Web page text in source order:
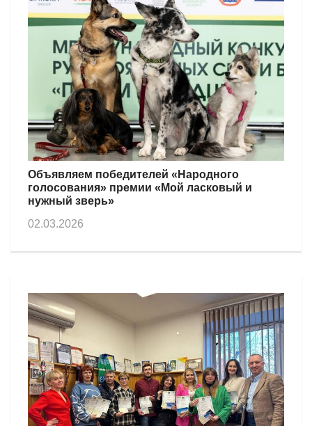
Объявляем победителей «Народного
голосования» премии «Мой ласковый и
нужный зверь»
02.03.2026